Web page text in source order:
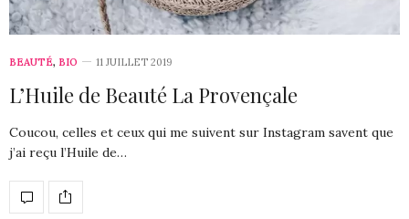
BEAUTÉ, BIO 11 JUILLET 2019
L’Huile de Beauté La Provençale
Coucou, celles et ceux qui me suivent sur Instagram savent que
j’ai reçu l’Huile de…